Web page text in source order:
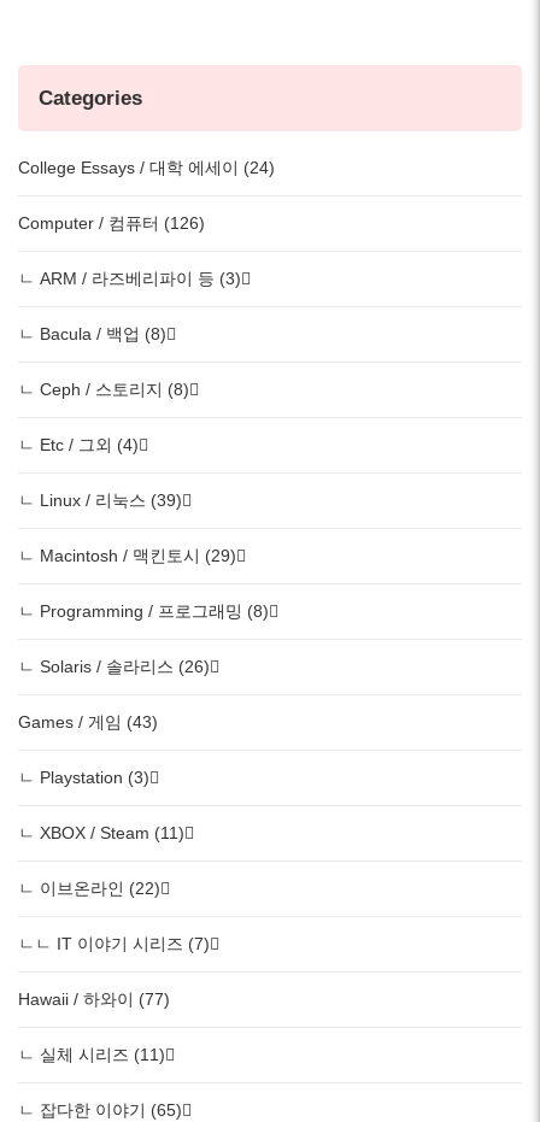
Categories
College Essays / 대학 에세이 (24)
Computer / 컴퓨터 (126)
ㄴ ARM / 라즈베리파이 등 (3)
ㄴ Bacula / 백업 (8)
ㄴ Ceph / 스토리지 (8)
ㄴ Etc / 그외 (4)
ㄴ Linux / 리눅스 (39)
ㄴ Macintosh / 맥킨토시 (29)
ㄴ Programming / 프로그래밍 (8)
ㄴ Solaris / 솔라리스 (26)
Games / 게임 (43)
ㄴ Playstation (3)
ㄴ XBOX / Steam (11)
ㄴ 이브온라인 (22)
ㄴㄴ IT 이야기 시리즈 (7)
Hawaii / 하와이 (77)
ㄴ 실체 시리즈 (11)
ㄴ 잡다한 이야기 (65)